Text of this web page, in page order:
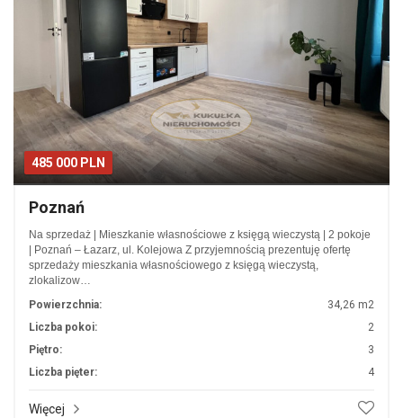
485 000 PLN
Poznań
Na sprzedaż | Mieszkanie własnościowe z księgą wieczystą | 2 pokoje
| Poznań – Łazarz, ul. Kolejowa Z przyjemnością prezentuję ofertę
sprzedaży mieszkania własnościowego z księgą wieczystą,
zlokalizow…
Powierzchnia:
34,26 m2
Liczba pokoi:
2
Piętro:
3
Liczba pięter:
4
Więcej